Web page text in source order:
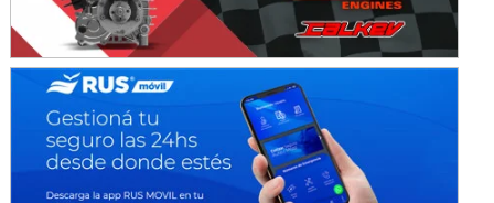
KDO - F6
Ciudad de Trenque Lauquen (Asfalto)
Trenque Lauquen (Buenos Aires)
ENTRERRIANO - F6 (POSTERGADA)
Parque de la Velocidad (Asfalto)
Villaguay (Entre Ríos)
VICTORIENSE - F7